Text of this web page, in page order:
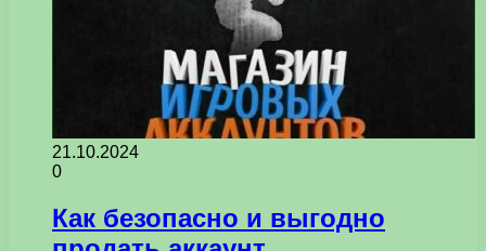
21.10.2024
0
Как безопасно и выгодно